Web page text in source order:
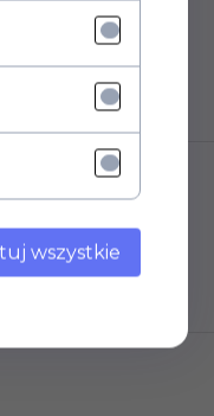
wszystkie